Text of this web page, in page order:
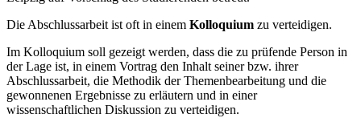
Die Abschlussarbeit ist oft in einem Kolloquium zu verteidigen.
Im Kolloquium soll gezeigt werden, dass die zu prüfende Person in
der Lage ist, in einem Vortrag den Inhalt seiner bzw. ihrer
Abschlussarbeit, die Methodik der Themenbearbeitung und die
gewonnenen Ergebnisse zu erläutern und in einer
wissenschaftlichen Diskussion zu verteidigen.